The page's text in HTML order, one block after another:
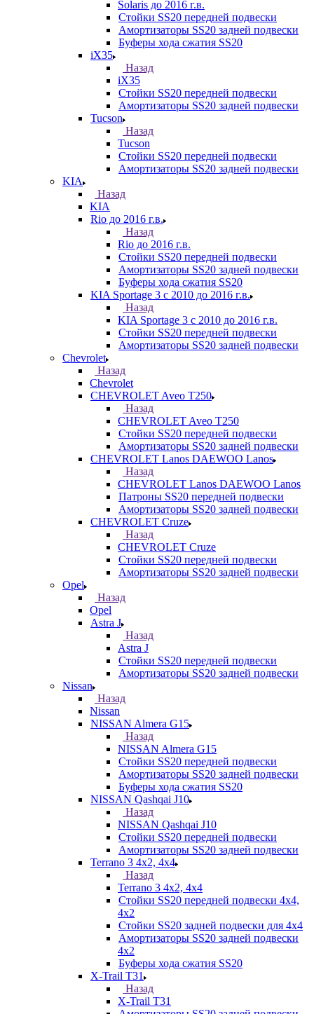
Solaris до 2016 г.в.
Стойки SS20 передней подвески
Амортизаторы SS20 задней подвески
Буферы хода сжатия SS20
iX35
Назад
iX35
Стойки SS20 передней подвески
Амортизаторы SS20 задней подвески
Tucson
Назад
Tucson
Стойки SS20 передней подвески
Амортизаторы SS20 задней подвески
KIA
Назад
KIA
Rio до 2016 г.в.
Назад
Rio до 2016 г.в.
Стойки SS20 передней подвески
Амортизаторы SS20 задней подвески
Буферы хода сжатия SS20
KIA Sportage 3 с 2010 до 2016 г.в.
Назад
KIA Sportage 3 с 2010 до 2016 г.в.
Стойки SS20 передней подвески
Амортизаторы SS20 задней подвески
Chevrolet
Назад
Chevrolet
CHEVROLET Aveo T250
Назад
CHEVROLET Aveo T250
Стойки SS20 передней подвески
Амортизаторы SS20 задней подвески
CHEVROLET Lanos DAEWOO Lanos
Назад
CHEVROLET Lanos DAEWOO Lanos
Патроны SS20 передней подвески
Амортизаторы SS20 задней подвески
CHEVROLET Cruze
Назад
CHEVROLET Cruze
Стойки SS20 передней подвески
Амортизаторы SS20 задней подвески
Opel
Назад
Opel
Astra J
Назад
Astra J
Стойки SS20 передней подвески
Амортизаторы SS20 задней подвески
Nissan
Назад
Nissan
NISSAN Almera G15
Назад
NISSAN Almera G15
Стойки SS20 передней подвески
Амортизаторы SS20 задней подвески
Буферы хода сжатия SS20
NISSAN Qashqai J10
Назад
NISSAN Qashqai J10
Стойки SS20 передней подвески
Амортизаторы SS20 задней подвески
Terrano 3 4х2, 4х4
Назад
Terrano 3 4х2, 4х4
Стойки SS20 передней подвески 4х4,
4x2
Стойки SS20 задней подвески для 4х4
Амортизаторы SS20 задней подвески
4х2
Буферы хода сжатия SS20
X-Trail T31
Назад
X-Trail T31